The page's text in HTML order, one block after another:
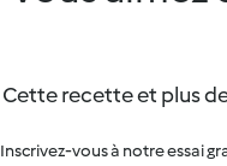
Cette recette et plus
Inscrivez-vous à notre essai